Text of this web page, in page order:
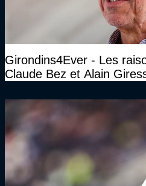
Girondins4Ever - Les
Claude Bez et Alain